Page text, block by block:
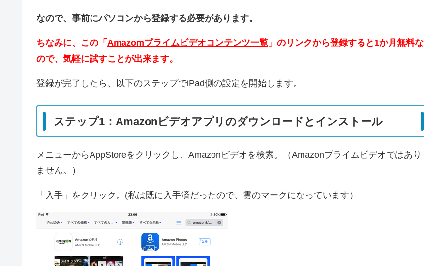
なので、事前にパソコンから登録する必要があります。
ちなみに、この「 Amazomプライムビデオコンテンツ一覧 」のリンクから登録すると1か月無料な
ので、気軽に試すことが出来ます。
登録が完了したら、以下のステップでiPad側の設定を開始します。
ステップ1：Amazonビデオアプリのダウンロードとインストール
メニューからAppStoreをクリックし、Amazonビデオを検索。（Amazonプライムビデオではあり
ません。）
「入手」をクリック。(私は既に入手済だったので、雲のマークになっています）